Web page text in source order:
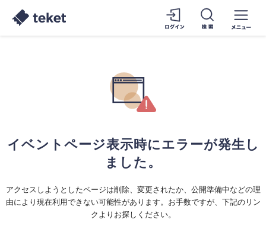
イベントページ表示時にエラーが発生し
ました。
アクセスしようとしたページは削除、変更されたか、公開準備中などの理
由により現在利用できない可能性があります。お手数ですが、下記のリン
クよりお探しください。